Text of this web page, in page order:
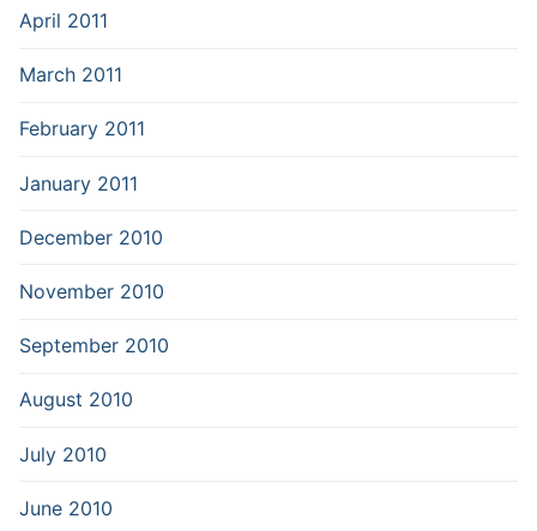
April 2011
March 2011
February 2011
January 2011
December 2010
November 2010
September 2010
August 2010
July 2010
June 2010